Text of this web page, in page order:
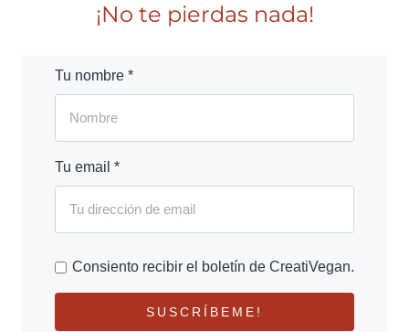
¡No te pierdas nada!
Tu nombre *
Tu email *
Consiento recibir el boletín de CreatiVegan.
SUSCRÍBEME!